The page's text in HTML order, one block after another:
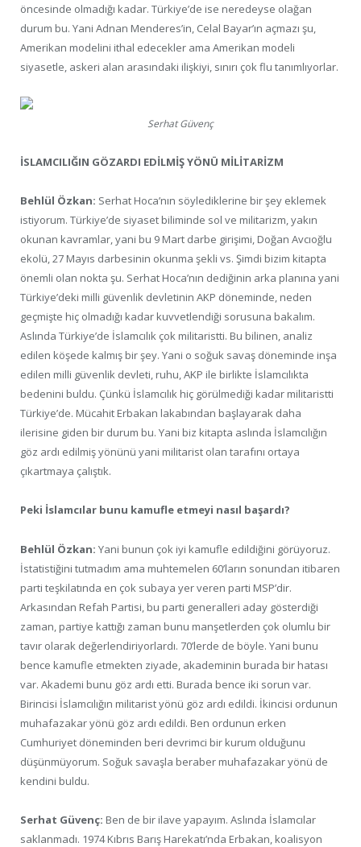
öncesinde olmadığı kadar. Türkiye’de ise neredeyse olağan
durum bu. Yani Adnan Menderes’in, Celal Bayar’ın açmazı şu,
Amerikan modelini ithal edecekler ama Amerikan modeli
siyasetle, askeri alan arasındaki ilişkiyi, sınırı çok flu tanımlıyorlar.
Serhat Güvenç
İSLAMCILIĞIN GÖZARDI EDİLMİŞ YÖNÜ MİLİTARİZM
Behlül Özkan: Serhat Hoca’nın söylediklerine bir şey eklemek
istiyorum. Türkiye’de siyaset biliminde sol ve militarizm, yakın
okunan kavramlar, yani bu 9 Mart darbe girişimi, Doğan Avcıoğlu
ekolü, 27 Mayıs darbesinin okunma şekli vs. Şimdi bizim kitapta
önemli olan nokta şu. Serhat Hoca’nın dediğinin arka planına yani
Türkiye’deki milli güvenlik devletinin AKP döneminde, neden
geçmişte hiç olmadığı kadar kuvvetlendiği sorusuna bakalım.
Aslında Türkiye’de İslamcılık çok militaristti. Bu bilinen, analiz
edilen köşede kalmış bir şey. Yani o soğuk savaş döneminde inşa
edilen milli güvenlik devleti, ruhu, AKP ile birlikte İslamcılıkta
bedenini buldu. Çünkü İslamcılık hiç görülmediği kadar militaristti
Türkiye’de. Mücahit Erbakan lakabından başlayarak daha
ilerisine giden bir durum bu. Yani biz kitapta aslında İslamcılığın
göz ardı edilmiş yönünü yani militarist olan tarafını ortaya
çıkartmaya çalıştık.
Peki İslamcılar bunu kamufle etmeyi nasıl başardı?
Behlül Özkan: Yani bunun çok iyi kamufle edildiğini görüyoruz.
İstatistiğini tutmadım ama muhtemelen 60’ların sonundan itibaren
parti teşkilatında en çok subaya yer veren parti MSP’dir.
Arkasından Refah Partisi, bu parti generalleri aday gösterdiği
zaman, partiye kattığı zaman bunu manşetlerden çok olumlu bir
tavır olarak değerlendiriyorlardı. 70’lerde de böyle. Yani bunu
bence kamufle etmekten ziyade, akademinin burada bir hatası
var. Akademi bunu göz ardı etti. Burada bence iki sorun var.
Birincisi İslamcılığın militarist yönü göz ardı edildi. İkincisi ordunun
muhafazakar yönü göz ardı edildi. Ben ordunun erken
Cumhuriyet döneminden beri devrimci bir kurum olduğunu
düşünmüyorum. Soğuk savaşla beraber muhafazakar yönü de
kendini buldu.
Serhat Güvenç: Ben de bir ilave yapayım. Aslında İslamcılar
saklanmadı. 1974 Kıbrıs Barış Harekatı’nda Erbakan, koalisyon